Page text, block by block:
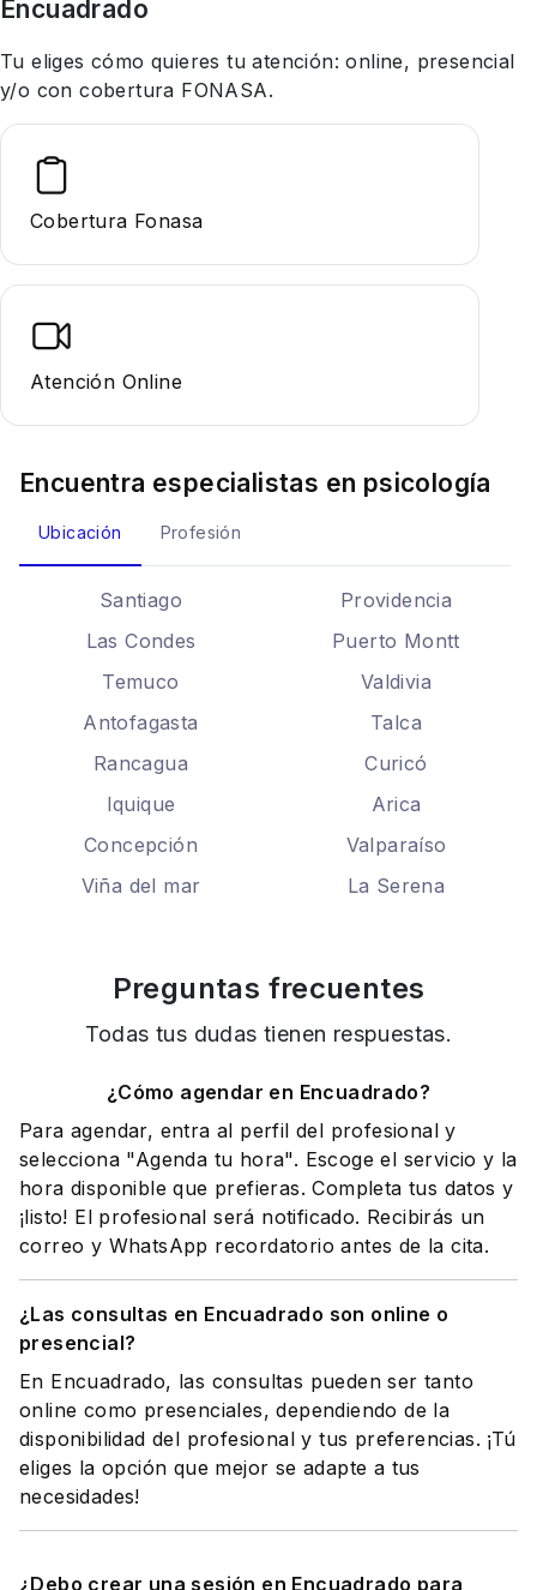
Encuadrado
Tu eliges cómo quieres tu atención: online, presencial
y/o con cobertura FONASA.
Cobertura Fonasa
Atención Online
Encuentra especialistas en psicología
Ubicación Profesión
Santiago
Providencia
Las Condes
Puerto Montt
Temuco
Valdivia
Antofagasta
Talca
Rancagua
Curicó
Iquique
Arica
Concepción
Valparaíso
Viña del mar
La Serena
Preguntas frecuentes
Todas tus dudas tienen respuestas.
¿Cómo agendar en Encuadrado?
Para agendar, entra al perfil del profesional y
selecciona "Agenda tu hora". Escoge el servicio y la
hora disponible que prefieras. Completa tus datos y
¡listo! El profesional será notificado. Recibirás un
correo y WhatsApp recordatorio antes de la cita.
¿Las consultas en Encuadrado son online o
presencial?
En Encuadrado, las consultas pueden ser tanto
online como presenciales, dependiendo de la
disponibilidad del profesional y tus preferencias. ¡Tú
eliges la opción que mejor se adapte a tus
necesidades!
¿Debo crear una sesión en Encuadrado para